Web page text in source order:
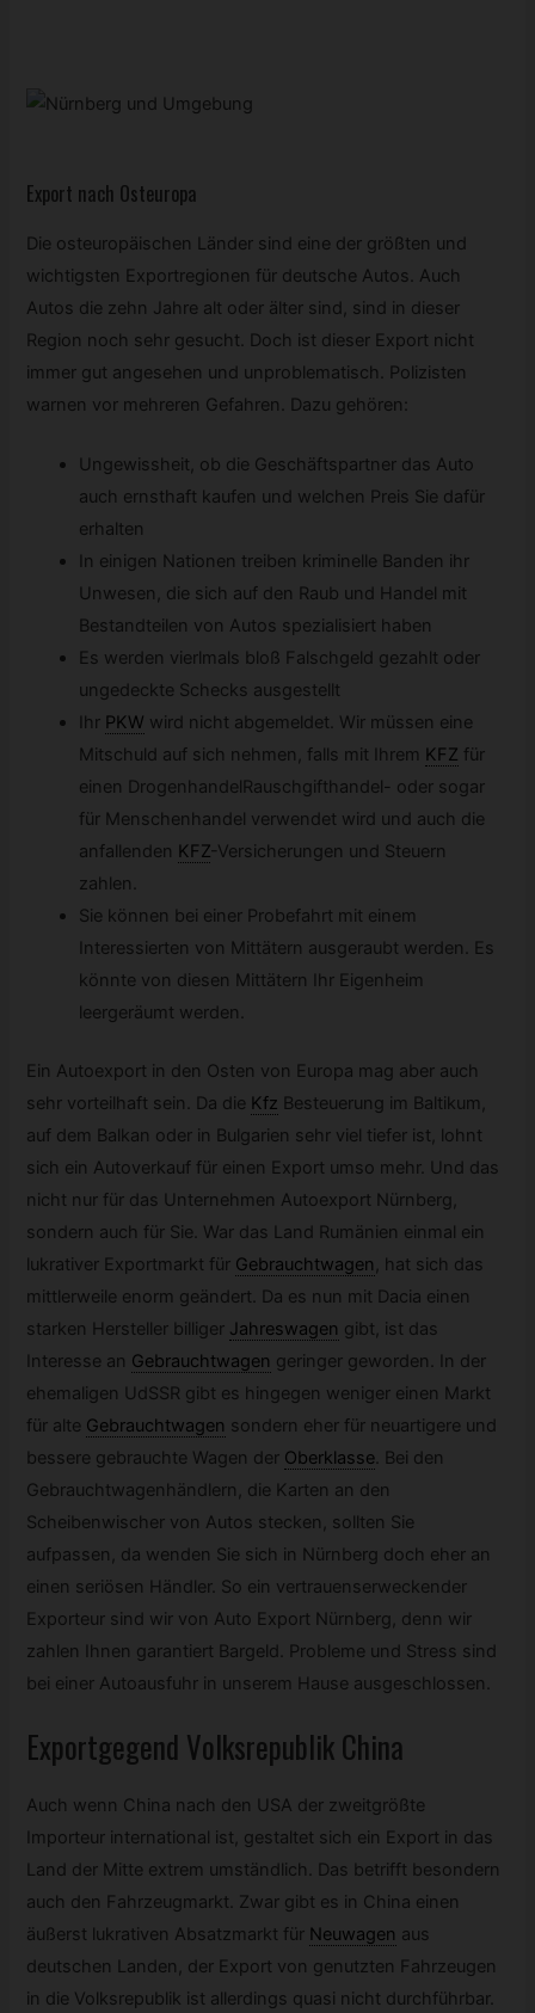
Export nach Osteuropa
Die osteuropäischen Länder sind eine der größten und
wichtigsten Exportregionen für deutsche Autos. Auch
Autos die zehn Jahre alt oder älter sind, sind in dieser
Region noch sehr gesucht. Doch ist dieser Export nicht
immer gut angesehen und unproblematisch. Polizisten
warnen vor mehreren Gefahren. Dazu gehören:
Ungewissheit, ob die Geschäftspartner das Auto
auch ernsthaft kaufen und welchen Preis Sie dafür
erhalten
In einigen Nationen treiben kriminelle Banden ihr
Unwesen, die sich auf den Raub und Handel mit
Bestandteilen von Autos spezialisiert haben
Es werden vierlmals bloß Falschgeld gezahlt oder
ungedeckte Schecks ausgestellt
Ihr PKW wird nicht abgemeldet. Wir müssen eine
Mitschuld auf sich nehmen, falls mit Ihrem KFZ für
einen DrogenhandelRauschgifthandel- oder sogar
für Menschenhandel verwendet wird und auch die
anfallenden KFZ-Versicherungen und Steuern
zahlen.
Sie können bei einer Probefahrt mit einem
Interessierten von Mittätern ausgeraubt werden. Es
könnte von diesen Mittätern Ihr Eigenheim
leergeräumt werden.
Ein Autoexport in den Osten von Europa mag aber auch
sehr vorteilhaft sein. Da die Kfz Besteuerung im Baltikum,
auf dem Balkan oder in Bulgarien sehr viel tiefer ist, lohnt
sich ein Autoverkauf für einen Export umso mehr. Und das
nicht nur für das Unternehmen Autoexport Nürnberg,
sondern auch für Sie. War das Land Rumänien einmal ein
lukrativer Exportmarkt für Gebrauchtwagen , hat sich das
mittlerweile enorm geändert. Da es nun mit Dacia einen
starken Hersteller billiger Jahreswagen gibt, ist das
Interesse an Gebrauchtwagen geringer geworden. In der
ehemaligen UdSSR gibt es hingegen weniger einen Markt
für alte Gebrauchtwagen sondern eher für neuartigere und
bessere gebrauchte Wagen der Oberklasse. Bei den
Gebrauchtwagenhändlern, die Karten an den
Scheibenwischer von Autos stecken, sollten Sie
aufpassen, da wenden Sie sich in Nürnberg doch eher an
einen seriösen Händler. So ein vertrauenserweckender
Exporteur sind wir von Auto Export Nürnberg, denn wir
zahlen Ihnen garantiert Bargeld. Probleme und Stress sind
bei einer Autoausfuhr in unserem Hause ausgeschlossen.
Exportgegend Volksrepublik China
Auch wenn China nach den USA der zweitgrößte
Importeur international ist, gestaltet sich ein Export in das
Land der Mitte extrem umständlich. Das betrifft besondern
auch den Fahrzeugmarkt. Zwar gibt es in China einen
äußerst lukrativen Absatzmarkt für Neuwagen aus
deutschen Landen, der Export von genutzten Fahrzeugen
in die Volksrepublik ist allerdings quasi nicht durchführbar.